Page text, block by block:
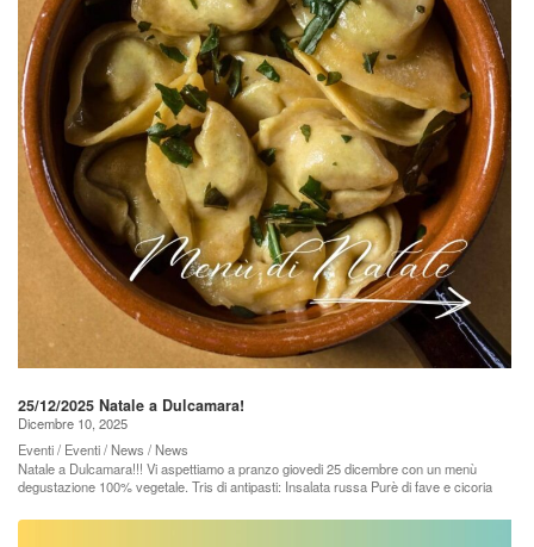
25/12/2025 Natale a Dulcamara!
Dicembre 10, 2025
Eventi / Eventi / News / News
Natale a Dulcamara!!! Vi aspettiamo a pranzo giovedi 25 dicembre con un menù
degustazione 100% vegetale. Tris di antipasti: Insalata russa Purè di fave e cicoria
Spezzatino di seitan accompagnato da patate rustiche al forno e cime di rapa saltate in